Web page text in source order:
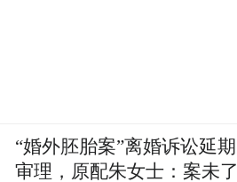
“婚外胚胎案”离婚诉讼延期
审理，原配朱女士：案未了